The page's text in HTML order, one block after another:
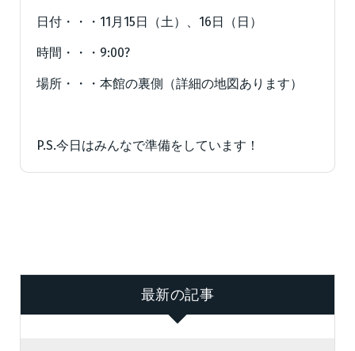
日付・・・11月15日（土）、16日（日）
時間・・・9:00?
場所・・・本館の裏側（詳細の地図あります）
P.S.今日はみんなで準備をしています！
最新の記事